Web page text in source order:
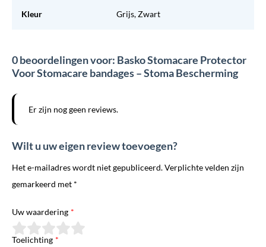
Kleur Grijs, Zwart
0 beoordelingen voor: Basko Stomacare Protector
Voor Stomacare bandages – Stoma Bescherming
Er zijn nog geen reviews.
Wilt u uw eigen review toevoegen?
Het e-mailadres wordt niet gepubliceerd. Verplichte velden zijn
gemarkeerd met *
Uw waardering *
Toelichting *